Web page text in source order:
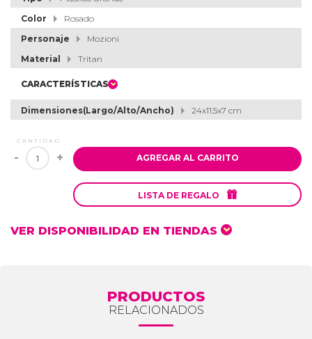
Color
Rosado
Personaje
Mozioni
Material
Tritan
CARACTERÍSTICAS
Dimensiones(Largo/Alto/Ancho) 24x11.5x7 cm
CANTIDAD
- + AGREGAR AL CARRITO
LISTA DE REGALO 
VER DISPONIBILIDAD EN TIENDAS
PRODUCTOS
RELACIONADOS